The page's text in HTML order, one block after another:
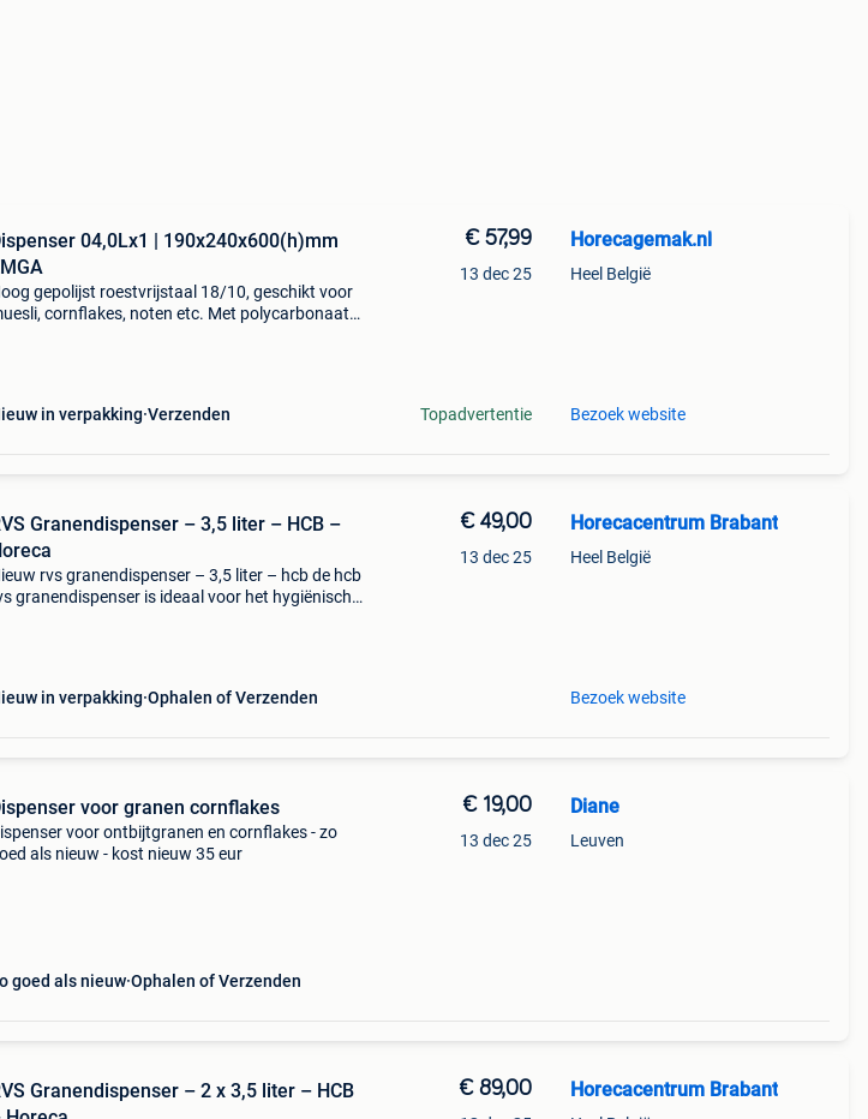
04,0Lx1 | 190x240x600(h)mm
gepolijst roestvrijstaal 18/10, geschikt voor
cornflakes, noten etc. Met polycarbonaat
in verpakking Verzenden
€ 57,99
13 dec 25
Topadvertentie
Horecagemak.nl
Heel België
Bezoek website
Granendispenser – 3,5 liter – HCB –
rvs granendispenser – 3,5 liter – hcb de hcb
granendispenser is ideaal voor het hygiënisch
in verpakking Ophalen of Verzenden
€ 49,00
13 dec 25
Horecacentrum Brabant
Heel België
Bezoek website
voor granen cornflakes
voor ontbijtgranen en cornflakes - zo
als nieuw - kost nieuw 35 eur
goed als nieuw Ophalen of Verzenden
€ 19,00
13 dec 25
Diane
Leuven
Granendispenser – 2 x 3,5 liter – HCB
€ 89,00 Horecacentrum Brabant